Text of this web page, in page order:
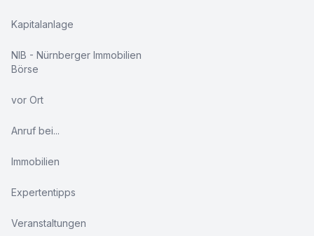
Kapitalanlage
NIB - Nürnberger Immobilien
Börse
vor Ort
Anruf bei...
Immobilien
Expertentipps
Veranstaltungen